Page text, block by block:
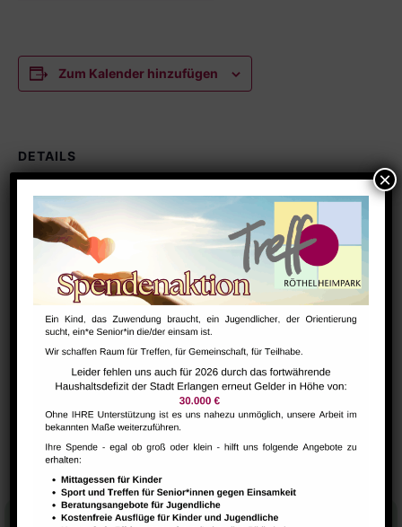
Zum Kalender hinzufügen
DETAILS
Datum:
Juni 22
Zeit:
19:00 - 20:00
Serien:
Carsharing
Raum 113
Brücken e.V. Ballett – Kateryna
Wagner
Steinheimer